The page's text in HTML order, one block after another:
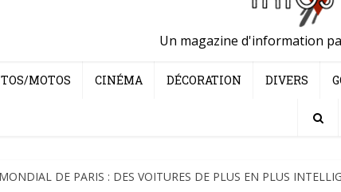
Un magazine d'information
MOTOS CINÉMA DÉCORATION DIVERS
DE PARIS : DES VOITURES DE PLUS EN PLUS